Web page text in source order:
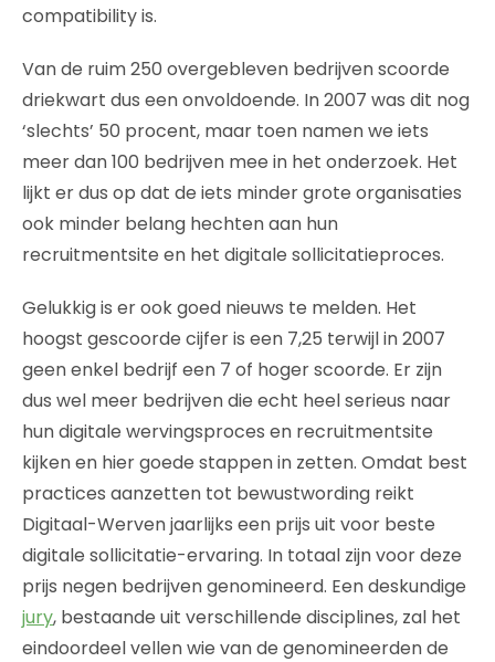
compatibility is.
Van de ruim 250 overgebleven bedrijven scoorde
driekwart dus een onvoldoende. In 2007 was dit nog
‘slechts’ 50 procent, maar toen namen we iets
meer dan 100 bedrijven mee in het onderzoek. Het
lijkt er dus op dat de iets minder grote organisaties
ook minder belang hechten aan hun
recruitmentsite en het digitale sollicitatieproces.
Gelukkig is er ook goed nieuws te melden. Het
hoogst gescoorde cijfer is een 7,25 terwijl in 2007
geen enkel bedrijf een 7 of hoger scoorde. Er zijn
dus wel meer bedrijven die echt heel serieus naar
hun digitale wervingsproces en recruitmentsite
kijken en hier goede stappen in zetten. Omdat best
practices aanzetten tot bewustwording reikt
Digitaal-Werven jaarlijks een prijs uit voor beste
digitale sollicitatie-ervaring. In totaal zijn voor deze
prijs negen bedrijven genomineerd. Een deskundige
jury, bestaande uit verschillende disciplines, zal het
eindoordeel vellen wie van de genomineerden de